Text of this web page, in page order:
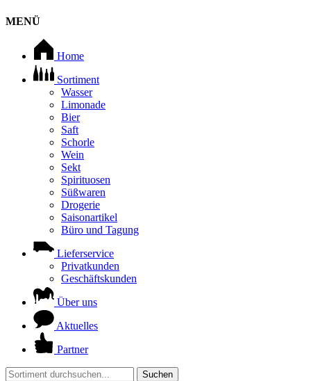
MENÜ
Home
Sortiment
Wasser
Limonade
Bier
Saft
Schorle
Wein
Sekt
Spirituosen
Süßwaren
Drogerie
Saisonartikel
Büro und Tagung
Lieferservice
Privatkunden
Geschäftskunden
Über uns
Aktuelles
Partner
Suchen